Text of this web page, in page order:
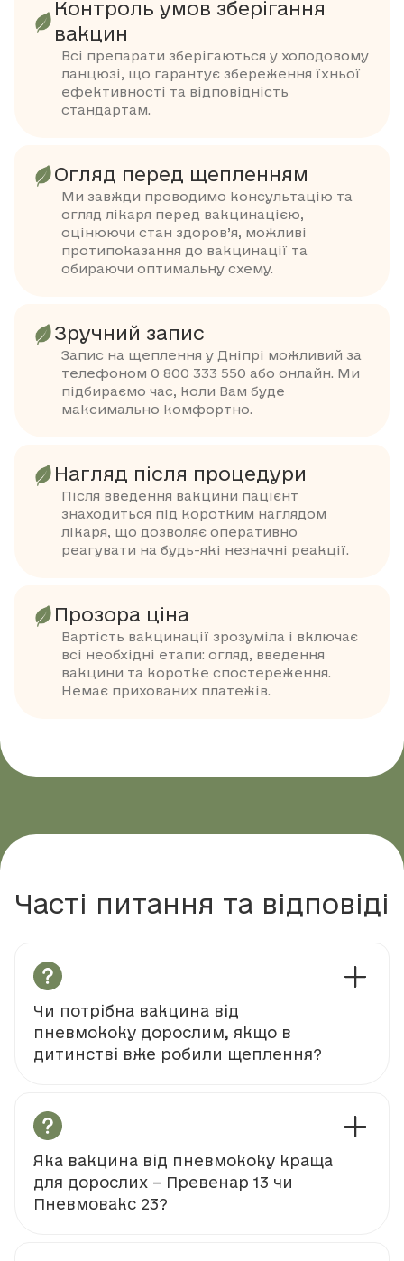
Контроль умов зберігання
вакцин
Всі препарати зберігаються у холодовому
ланцюзі, що гарантує збереження їхньої
ефективності та відповідність
стандартам.
Огляд перед щепленням
Ми завжди проводимо консультацію та
огляд лікаря перед вакцинацією,
оцінюючи стан здоров’я, можливі
протипоказання до вакцинації та
обираючи оптимальну схему.
Зручний запис
Запис на щеплення у Дніпрі можливий за
телефоном 0 800 333 550 або онлайн. Ми
підбираємо час, коли Вам буде
максимально комфортно.
Нагляд після процедури
Після введення вакцини пацієнт
знаходиться під коротким наглядом
лікаря, що дозволяє оперативно
реагувати на будь-які незначні реакції.
Прозора ціна
Вартість вакцинації зрозуміла і включає
всі необхідні етапи: огляд, введення
вакцини та коротке спостереження.
Немає прихованих платежів.
Часті питання та відповіді
Чи потрібна вакцина від
пневмококу дорослим, якщо в
дитинстві вже робили щеплення?
Яка вакцина від пневмококу краща
для дорослих – Превенар 13 чи
Пневмовакс 23?